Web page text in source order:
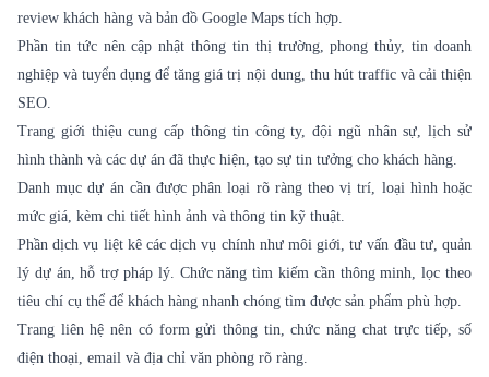
review khách hàng và bản đồ Google Maps tích hợp.
Phần tin tức nên cập nhật thông tin thị trường, phong thủy, tin doanh
nghiệp và tuyển dụng để tăng giá trị nội dung, thu hút traffic và cải thiện
SEO.
Trang giới thiệu cung cấp thông tin công ty, đội ngũ nhân sự, lịch sử
hình thành và các dự án đã thực hiện, tạo sự tin tưởng cho khách hàng.
Danh mục dự án cần được phân loại rõ ràng theo vị trí, loại hình hoặc
mức giá, kèm chi tiết hình ảnh và thông tin kỹ thuật.
Phần dịch vụ liệt kê các dịch vụ chính như môi giới, tư vấn đầu tư, quản
lý dự án, hỗ trợ pháp lý. Chức năng tìm kiếm cần thông minh, lọc theo
tiêu chí cụ thể để khách hàng nhanh chóng tìm được sản phẩm phù hợp.
Trang liên hệ nên có form gửi thông tin, chức năng chat trực tiếp, số
điện thoại, email và địa chỉ văn phòng rõ ràng.